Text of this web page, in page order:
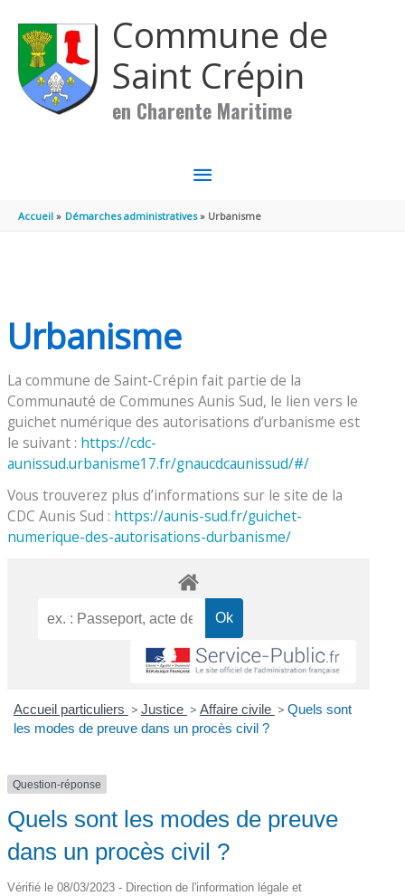
Commune de
Saint Crépin
en Charente Maritime
MENU
PRINCIPAL
Accueil Démarches administratives Urbanisme
Urbanisme
La commune de Saint-Crépin fait partie de la
Communauté de Communes Aunis Sud, le lien vers le
guichet numérique des autorisations d’urbanisme est
le suivant : https://cdc-
aunissud.urbanisme17.fr/gnaucdcaunissud/#/
Vous trouverez plus d’informations sur le site de la
CDC Aunis Sud : https://aunis-sud.fr/guichet-
numerique-des-autorisations-durbanisme/
Accueil particuliers > Justice > Affaire civile > Quels sont
les modes de preuve dans un procès civil ?
Question-réponse
Quels sont les modes de preuve
dans un procès civil ?
Vérifié le 08/03/2023 - Direction de l'information légale et